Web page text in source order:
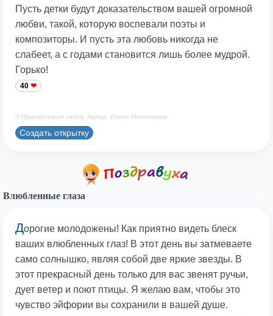
Пусть детки будут доказательством вашей огромной
любви, такой, которую воспевали поэты и
композиторы. И пусть эта любовь никогда не
слабеет, а с годами становится лишь более мудрой.
Горько!
40
© Принадлежит сайту. Автор: Елена Николаевна
Создать открытку
Влюбленные глаза
Дорогие молодожены! Как приятно видеть блеск
ваших влюбленных глаз! В этот день вы затмеваете
само солнышко, являя собой две яркие звезды. В
этот прекрасный день только для вас звенят ручьи,
дует ветер и поют птицы. Я желаю вам, чтобы это
чувство эйфории вы сохранили в вашей душе.